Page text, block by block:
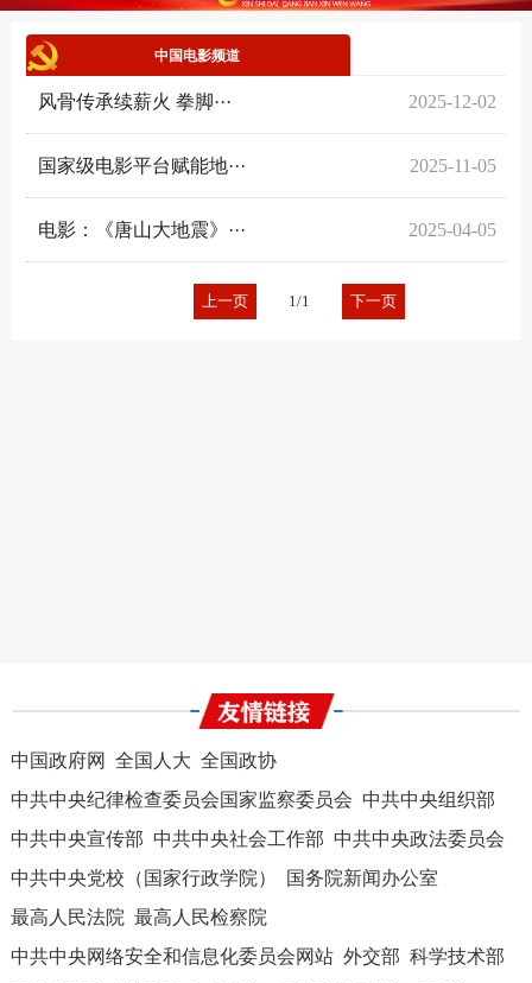
中国电影频道
风骨传承续薪火 拳脚··· 2025-12-02
国家级电影平台赋能地··· 2025-11-05
电影：《唐山大地震》··· 2025-04-05
上一页 1/1 下一页
中国政府网 全国人大 全国政协
中共中央纪律检查委员会国家监察委员会 中共中央组织部
中共中央宣传部 中共中央社会工作部 中共中央政法委员会
中共中央党校（国家行政学院）
国务院新闻办公室
最高人民法院 最高人民检察院
中共中央网络安全和信息化委员会网站 外交部 科学技术部